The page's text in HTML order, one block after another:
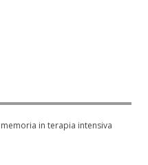
in terapia intensiva